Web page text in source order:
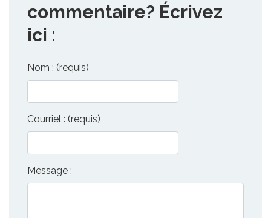
commentaire? Écrivez
ici :
Nom : (requis)
Courriel : (requis)
Message :